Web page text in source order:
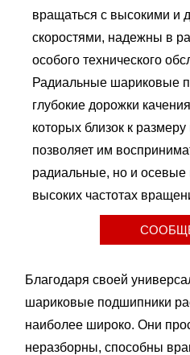
вращаться с высокими и
скоростями, надежны в
особого технического
Радиальные шариковые
глубокие дорожки
которых близок к
позволяет им
радиальные, но и осевые
высоких частотах
Благодаря своей
шариковые подшипники
наиболее широко. Они
неразборны, способны